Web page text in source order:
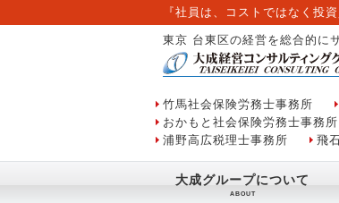
『社員は、コストではなく投
東京 台東区の経営を総合的に
竹馬社会保険労務士事務所
おかもと社会保険労務士事務所
浦野高広税理士事務所
飛
大成グループについて